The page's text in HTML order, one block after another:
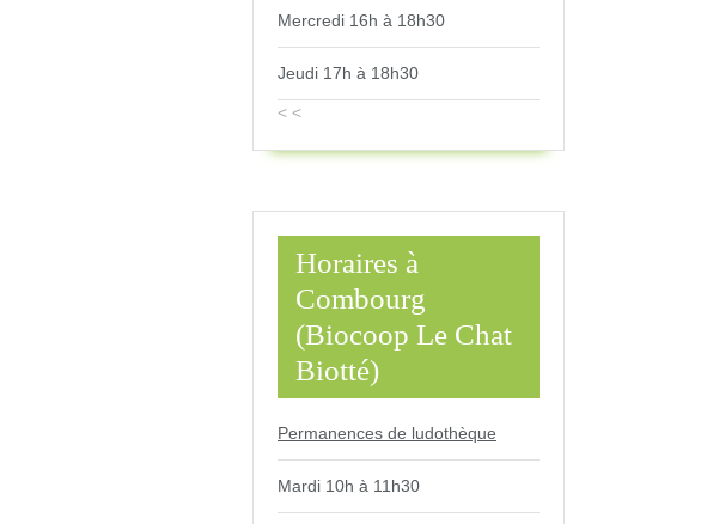
Mercredi 16h à 18h30
Jeudi 17h à 18h30
< <
Horaires à
Combourg
(Biocoop Le Chat
Biotté)
Permanences de ludothèque
Mardi 10h à 11h30